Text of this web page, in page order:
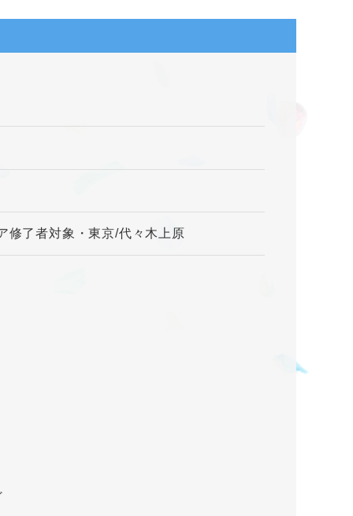
了者対象・東京/代々木上原